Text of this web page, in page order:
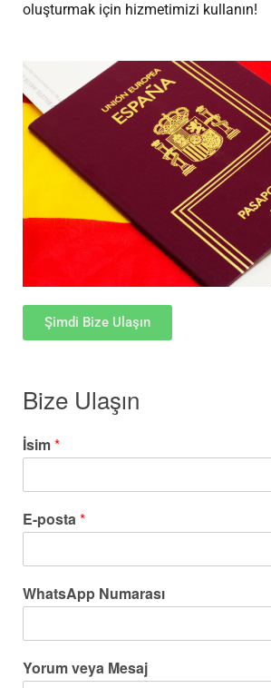
oluşturmak için hizmetimizi kullanın!
Şimdi Bize Ulaşın
Bize Ulaşın
İsim*
E-posta *
WhatsApp Numarası
Yorum veya Mesaj